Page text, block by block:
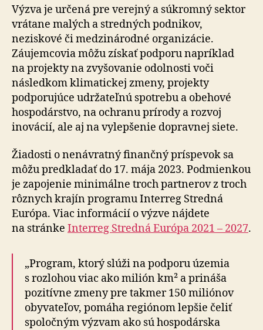
Výzva je určená pre verejný a súkromný sektor
vrátane malých a stredných podnikov,
neziskové či medzinárodné organizácie.
Záujemcovia môžu získať podporu napríklad
na projekty na zvyšovanie odolnosti voči
následkom klimatickej zmeny, projekty
podporujúce udržateľnú spotrebu a obehové
hospodárstvo, na ochranu prírody a rozvoj
inovácií, ale aj na vylepšenie dopravnej siete.
Žiadosti o nenávratný finančný príspevok sa
môžu predkladať do 17. mája 2023. Podmienkou
je zapojenie minimálne troch partnerov z troch
rôznych krajín programu Interreg Stredná
Európa. Viac informácií o výzve nájdete
na stránke Interreg Stredná Európa 2021 – 2027.
„Program, ktorý slúži na podporu územia
s rozlohou viac ako milión km² a prináša
pozitívne zmeny pre takmer 150 miliónov
obyvateľov, pomáha regiónom lepšie čeliť
spoločným výzvam ako sú hospodárska